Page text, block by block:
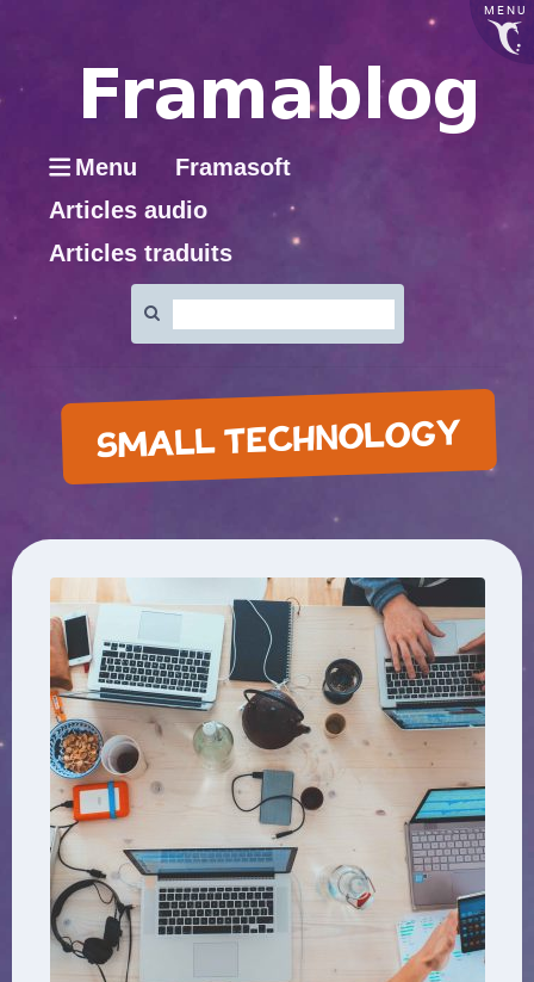
MENU
Menu
Framasoft
Articles audio
Articles traduits
:
SMALL TECHNOLOGY